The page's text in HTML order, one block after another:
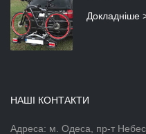
Докладніше
НАШІ КОНТАКТИ
Адреса: м. Одеса, пр-т